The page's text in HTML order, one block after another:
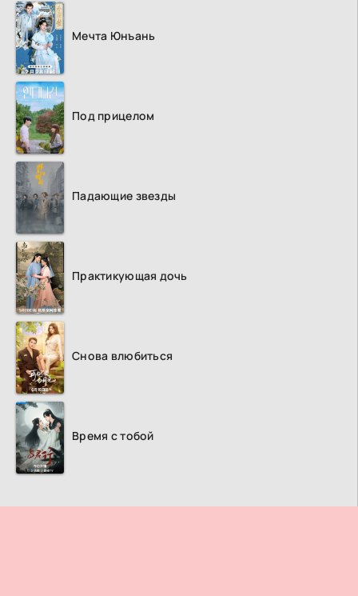
Мечта Юнъань
Под прицелом
Падающие звезды
Практикующая дочь
Снова влюбиться
Время с тобой